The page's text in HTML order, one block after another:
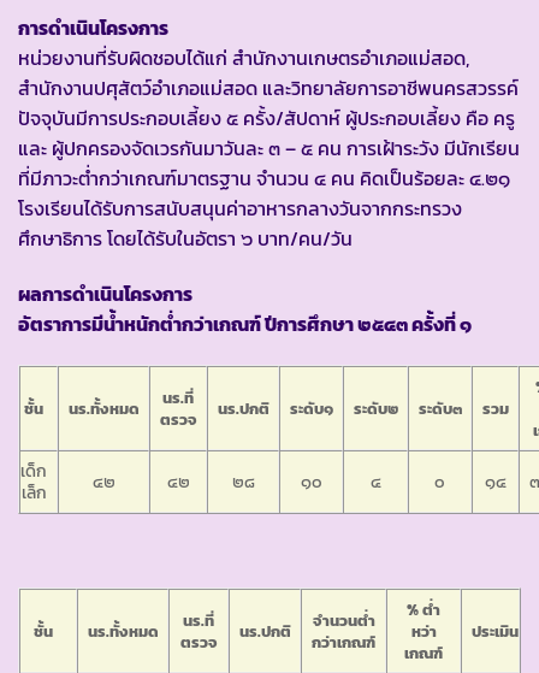
การดำเนินโครงการ
หน่วยงานที่รับผิดชอบได้แก่ สำนักงานเกษตรอำเภอแม่สอด,
สำนักงานปศุสัตว์อำเภอแม่สอด และวิทยาลัยการอาชีพนครสวรรค์
ปัจจุบันมีการประกอบเลี้ยง ๕ ครั้ง/สัปดาห์ ผู้ประกอบเลี้ยง คือ ครู
และ ผู้ปกครองจัดเวรกันมาวันละ ๓ – ๕ คน การเฝ้าระวัง มีนักเรียน
ที่มีภาวะต่ำกว่าเกณฑ์มาตรฐาน จำนวน ๔ คน คิดเป็นร้อยละ ๔.๒๑
โรงเรียนได้รับการสนับสนุนค่าอาหารกลางวันจากกระทรวง
ศึกษาธิการ โดยได้รับในอัตรา ๖ บาท/คน/วัน
ผลการดำเนินโครงการ
อัตราการมีน้ำหนักต่ำกว่าเกณฑ์ ปีการศึกษา ๒๕๔๓ ครั้งที่ ๑
ชั้น นร.ทั้งหมด
นร.ที่
ตรวจ
นร.ปกติ ระดับ๑ ระดับ๒ ระดับ๓ รวม
เด็ก
เล็ก
๔๒ ๔๒ ๒๘ ๑๐ ๔ ๐ ๑๔
ชั้น นร.ทั้งหมด
นร.ที่
ตรวจ
นร.ปกติ
จำนวนต่ำ
กว่าเกณฑ์
% ต่ำ
หว่า
เกณฑ์
ประเมิน